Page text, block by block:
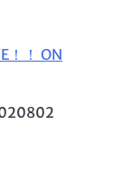
！！ ON